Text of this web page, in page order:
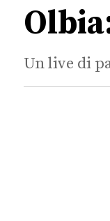
Un live di